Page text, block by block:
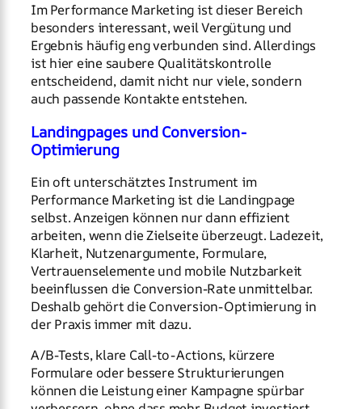
Im Performance Marketing ist dieser Bereich
besonders interessant, weil Vergütung und
Ergebnis häufig eng verbunden sind. Allerdings
ist hier eine saubere Qualitätskontrolle
entscheidend, damit nicht nur viele, sondern
auch passende Kontakte entstehen.
Landingpages und Conversion-
Optimierung
Ein oft unterschätztes Instrument im
Performance Marketing ist die Landingpage
selbst. Anzeigen können nur dann effizient
arbeiten, wenn die Zielseite überzeugt. Ladezeit,
Klarheit, Nutzenargumente, Formulare,
Vertrauenselemente und mobile Nutzbarkeit
beeinflussen die Conversion-Rate unmittelbar.
Deshalb gehört die Conversion-Optimierung in
der Praxis immer mit dazu.
A/B-Tests, klare Call-to-Actions, kürzere
Formulare oder bessere Strukturierungen
können die Leistung einer Kampagne spürbar